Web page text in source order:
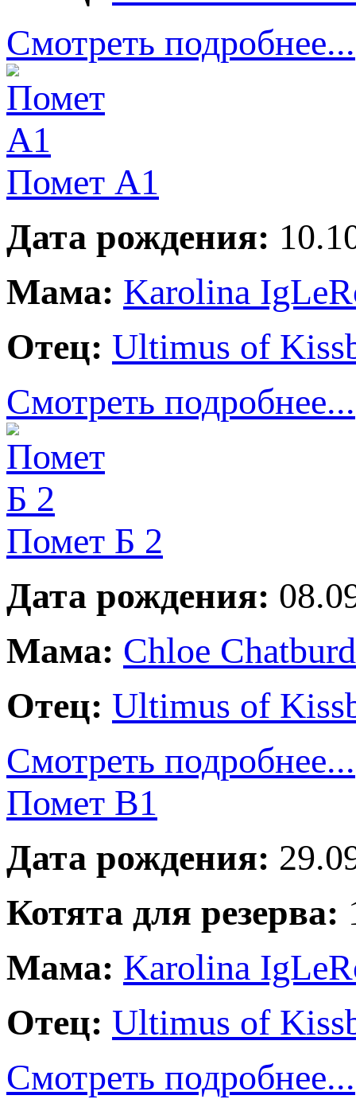
Смотреть подробнее...
Помет A1
Дата рождения:
Мама: Karolina
Отец: Ultimus of
Смотреть подробнее...
Помет Б 2
Дата рождения:
Мама: Chloe
Отец: Ultimus of
Смотреть подробнее...
Помет В1
Дата рождения:
Котята для резерва:
Мама: Karolina
Отец: Ultimus of
Смотреть подробнее...